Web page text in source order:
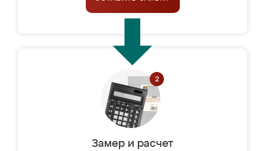
Замер и расчет